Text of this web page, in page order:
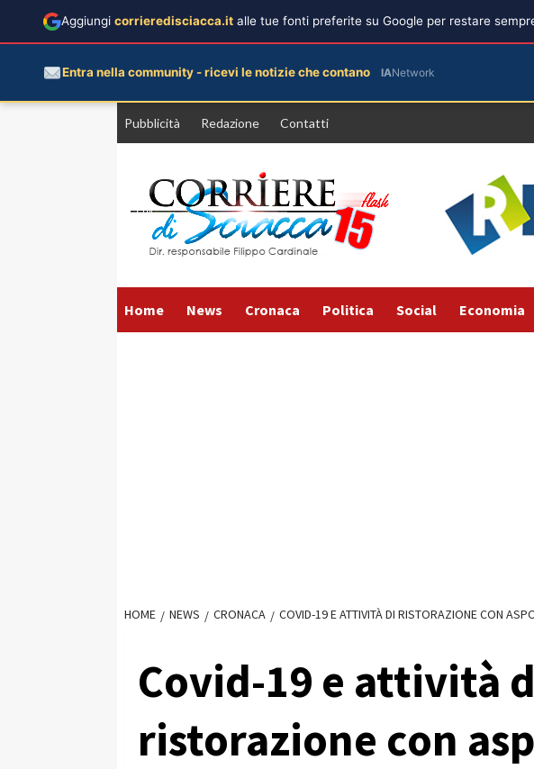
Pubblicità Redazione Contatti
Home News Cronaca Politica Social Economia
HOME NEWS CRONACA COVID-19 E ATTIVITÀ DI RISTORAZIONE CON
Covid-19 e attività
ristorazione con
Aggiungi corrieredisciacca.it alle tue fonti preferite su Google per restare
Entra nella community - ricevi le notizie che contano IANetwork